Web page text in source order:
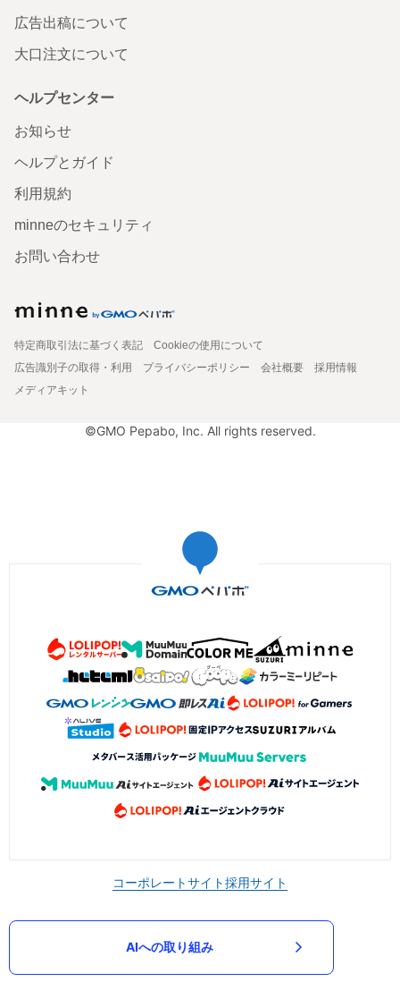
広告出稿について
大口注文について
ヘルプセンター
お知らせ
ヘルプとガイド
利用規約
minneのセキュリティ
お問い合わせ
特定商取引法に基づく表記
Cookieの使用について
広告識別子の取得・利用
プライバシーポリシー 会社概要
採用情報
メディアキット
©GMO Pepabo, Inc. All rights reserved.
コーポレートサイト採用サイト
AIへの取り組み